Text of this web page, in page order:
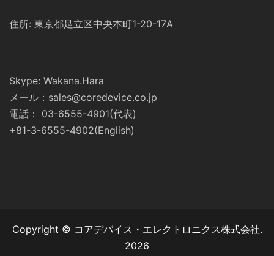
住所: 東京都足立区中央本町1-20-17A
Skype: Wakana.Hara
メール：sales@coredevice.co.jp
電話： 03-6555-4901(代表)
+81-3-6555-4902(English)
Copyright © コアデバイス・エレクトロニクス株式会社.
2026